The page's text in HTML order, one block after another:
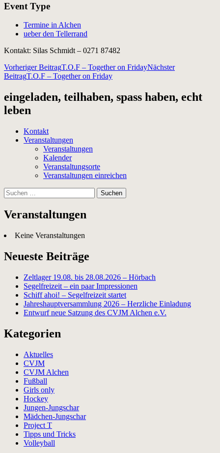
Event Type
Termine in Alchen
ueber den Tellerrand
Kontakt: Silas Schmidt – 0271 87482
Beitragsnavigation
Vorheriger BeitragT.O.F – Together on FridayNächster
BeitragT.O.F – Together on Friday
eingeladen, teilhaben, spass haben, echt
leben
Kontakt
Veranstaltungen
Veranstaltungen
Kalender
Veranstaltungsorte
Veranstaltungen einreichen
Suchen
nach:
Veranstaltungen
Keine Veranstaltungen
Neueste Beiträge
Zeltlager 19.08. bis 28.08.2026 – Hörbach
Segelfreizeit – ein paar Impressionen
Schiff ahoi! – Segelfreizeit startet
Jahreshauptversammlung 2026 – Herzliche Einladung
Entwurf neue Satzung des CVJM Alchen e.V.
Kategorien
Aktuelles
CVJM
CVJM Alchen
Fußball
Girls only
Hockey
Jungen-Jungschar
Mädchen-Jungschar
Project T
Tipps und Tricks
Volleyball